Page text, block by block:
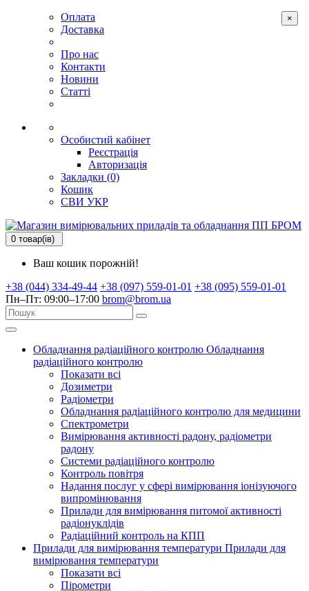
Оплата
Доставка
Про нас
Контакти
Новини
Статті
Особистий кабінет
Реєстрація
Авторизація
Закладки (0)
Кошик
СВИ УКР
0 товар(ів)
Ваш кошик порожній!
+38 (044) 334-49-44 +38 (097) 559-01-01 +38 (095) 559-01-01
Пн–Пт: 09:00–17:00 brom@brom.ua
Обладнання радіаційного контролю Обладнання
радіаційного контролю
Показати всі
Дозиметри
Радіометри
Обладнання радіаційного контролю для медицини
Спектрометри
Вимірювання активності радону, радіометри
радону
Системи радіаційного контролю
Контроль повітря
Надання послуг у сфері вимірювання іонізуючого
випромінювання
Прилади для вимірювання питомої активності
радіонуклідів
Радіаційний контроль на КПП
Прилади для вимірювання температури Прилади для
вимірювання температури
Показати всі
Пірометри
×